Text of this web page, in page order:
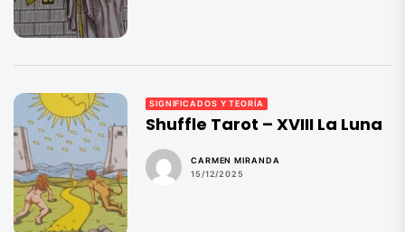
SIGNIFICADOS Y TEORÍA
Shuffle Tarot – XVIII La Luna
CARMEN MIRANDA
15/12/2025